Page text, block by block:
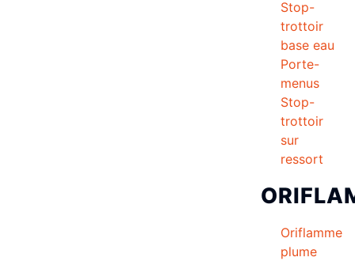
Stop-
trottoir
base eau
Porte-
menus
Stop-
trottoir
sur
ressort
Oriflamme
plume